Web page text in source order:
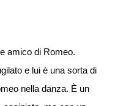
amico di Romeo.
e lui è una sorta di
nella danza. È un